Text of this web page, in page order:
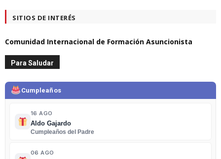
SITIOS DE INTERÉS
Comunidad Internacional de Formación Asuncionista
Para Saludar
Cumpleaños
16 AGO
Aldo Gajardo
Cumpleaños del Padre
06 AGO